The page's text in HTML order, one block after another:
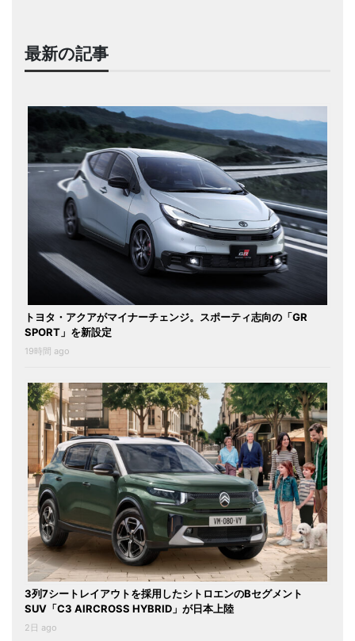
最新の記事
トヨタ・アクアがマイナーチェンジ。スポーティ志向の「GR
SPORT」を新設定
19時間 ago
3列7シートレイアウトを採用したシトロエンのBセグメント
SUV「C3 AIRCROSS HYBRID」が日本上陸
2日 ago